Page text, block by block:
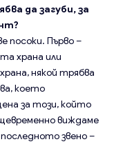
да загуби, за
посоки. Първо –
храна или
някой трябва
което
за този, който
виждаме
звено –